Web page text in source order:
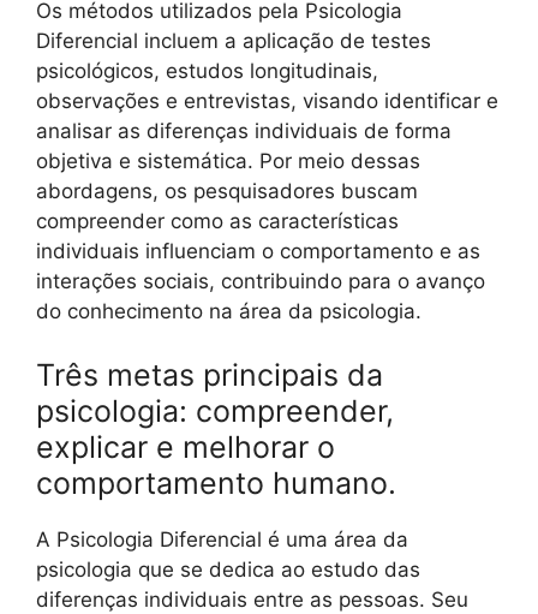
Os métodos utilizados pela Psicologia
Diferencial incluem a aplicação de testes
psicológicos, estudos longitudinais,
observações e entrevistas, visando identificar e
analisar as diferenças individuais de forma
objetiva e sistemática. Por meio dessas
abordagens, os pesquisadores buscam
compreender como as características
individuais influenciam o comportamento e as
interações sociais, contribuindo para o avanço
do conhecimento na área da psicologia.
Três metas principais da
psicologia: compreender,
explicar e melhorar o
comportamento humano.
A Psicologia Diferencial é uma área da
psicologia que se dedica ao estudo das
diferenças individuais entre as pessoas. Seu